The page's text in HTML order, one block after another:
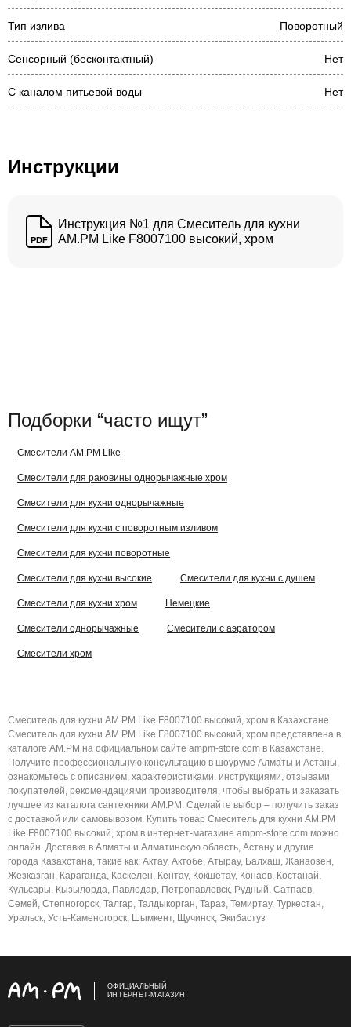
Тип излива Поворотный
Сенсорный (бесконтактный) Нет
С каналом питьевой воды Нет
Инструкции
PDF
Инструкция №1 для Смеситель для кухни
AM.PM Like F8007100 высокий, хром
Подборки “часто ищут”
Смесители AM.PM Like
Смесители для раковины однорычажные хром
Смесители для кухни однорычажные
Смесители для кухни с поворотным изливом
Смесители для кухни поворотные
Смесители для кухни высокие Смесители для кухни с душем
Смесители для кухни хром Немецкие
Смесители однорычажные Смесители с аэратором
Смесители хром
Смеситель для кухни AM.PM Like F8007100 высокий, хром в Казахстане.
Смеситель для кухни AM.PM Like F8007100 высокий, хром представлена в
каталоге AM.PM на официальном сайте ampm-store.com в Казахстане.
Получите профессиональную консультацию в шоуруме Алматы и Астаны,
ознакомьтесь с описанием, характеристиками, инструкциями, отзывами
покупателей, рекомендациями производителя, чтобы выбрать и заказать
лучшее из каталога сантехники AM.PM. Сделайте выбор – получить заказ
с доставкой или самовывозом. Купить товар Смеситель для кухни AM.PM
Like F8007100 высокий, хром в интернет-магазине ampm-store.com можно
онлайн. Доставка в Алматы и Алматинскую область, Астану и другие
города Казахстана, такие как: Актау, Актобе, Атырау, Балхаш, Жанаозен,
Жезказган, Караганда, Каскелен, Кентау, Кокшетау, Конаев, Костанай,
Кульсары, Кызылорда, Павлодар, Петропавловск, Рудный, Сатпаев,
Семей, Степногорск, Талгар, Талдыкорган, Тараз, Темиртау, Туркестан,
Уральск, Усть-Каменогорск, Шымкент, Щучинск, Экибастуз
ОФИЦИАЛЬНЫЙ
ИНТЕРНЕТ-МАГАЗИН